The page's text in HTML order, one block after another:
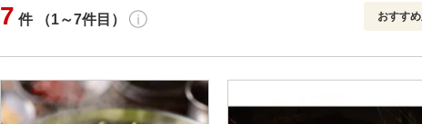
解除
7 件 （1～7件目） おすす
新着順
レビュー